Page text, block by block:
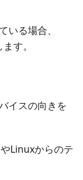
る場合、
す。
イスの向きを
Linuxからのテ